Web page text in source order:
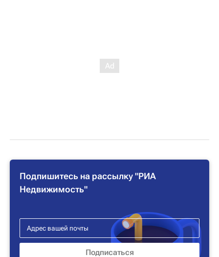
Подпишитесь на рассылку "РИА
Недвижимость"